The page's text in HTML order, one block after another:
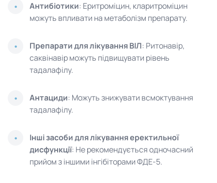
Антибіотики: Еритроміцин, кларитроміцин
можуть впливати на метаболізм препарату.
Препарати для лікування ВІЛ: Ритонавір,
саквінавір можуть підвищувати рівень
тадалафілу.
Антациди: Можуть знижувати всмоктування
тадалафілу.
Інші засоби для лікування еректильної
дисфункції: Не рекомендується одночасний
прийом з іншими інгібіторами ФДЕ-5.